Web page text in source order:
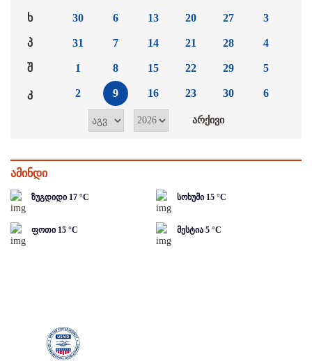
ხ
პ
შ
კ
30
31
1
2
6
7
8
9
13
14
15
16
20
21
22
23
27
28
29
30
3
4
5
6
ამინდი
ზუგდიდი 17 °C სოხუმი 15 °C
ფოთი 15 °C მესტია 5 °C